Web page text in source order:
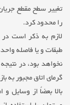
تغییر سطح مقطع
را محدود کرد.
لازم به ذکر است در
طبقات و یا فاصله
نخواهد بود، در
گرمای اتاق مجبور به
بالا بعضاٌ از وسایل و